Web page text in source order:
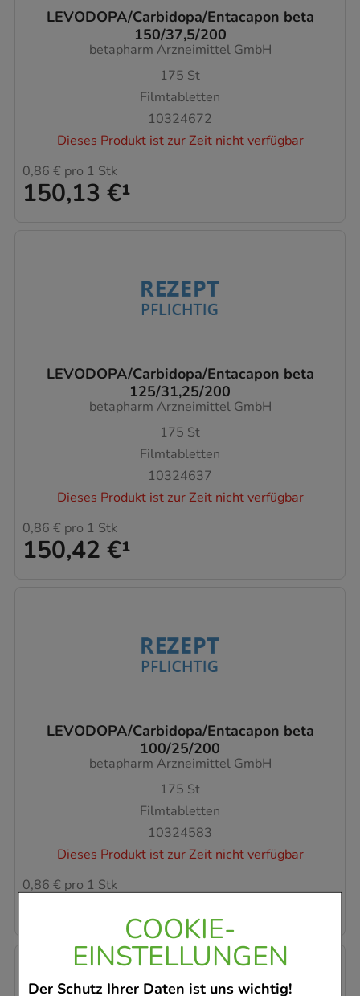
COOKIE-
EINSTELLUNGEN
Der Schutz Ihrer Daten ist uns wichtig!
LEVODOPA/Carbidopa/Entacapon beta
150/37,5/200
betapharm Arzneimittel GmbH
175 St
Filmtabletten
10324672
Dieses Produkt ist zur Zeit nicht verfügbar
150,13 €¹
0,86 € pro 1 Stk
LEVODOPA/Carbidopa/Entacapon beta
125/31,25/200
betapharm Arzneimittel GmbH
175 St
Filmtabletten
10324637
Dieses Produkt ist zur Zeit nicht verfügbar
150,42 €¹
0,86 € pro 1 Stk
LEVODOPA/Carbidopa/Entacapon beta
100/25/200
betapharm Arzneimittel GmbH
175 St
Filmtabletten
10324583
Dieses Produkt ist zur Zeit nicht verfügbar
0,86 € pro 1 Stk